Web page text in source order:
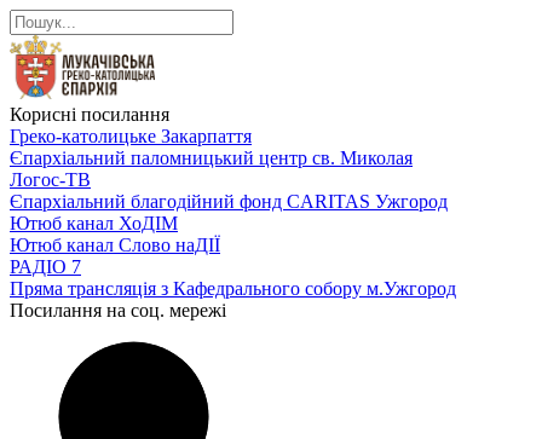
Корисні посилання
Греко-католицьке Закарпаття
Єпархіальний паломницький центр св. Миколая
Логос-ТВ
Єпархіальний благодійний фонд CARITAS Ужгород
Ютюб канал ХоДІМ
Ютюб канал Слово наДІЇ
РАДІО 7
Пряма трансляція з Кафедрального собору м.Ужгород
Посилання на соц. мережі